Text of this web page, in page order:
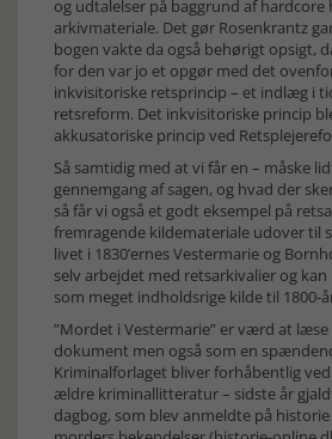
og udtalelser på baggrund af hardcore
arkivmateriale. Det gør Rosenkrantz
bogen vakte da også behørigt opsigt,
for den var jo et opgør med det
inkvisitoriske retsprincip – et indlæg i
retsreform. Det inkvisitoriske princip
akkusatoriske princip ved
Så samtidig med at vi får en – måske
gennemgang af sagen, og hvad der
så får vi også et godt eksempel på
fremragende kildemateriale udover til
livet i 1830’ernes Vestermarie og
selv arbejdet med retsarkivalier og
som meget indholdsrige kilde til 1800-
”Mordet i Vestermarie” er værd at
dokument men også som en
Kriminalforlaget bliver forhåbentlig
ældre kriminallitteratur – sidste år
dagbog, som blev anmeldte på